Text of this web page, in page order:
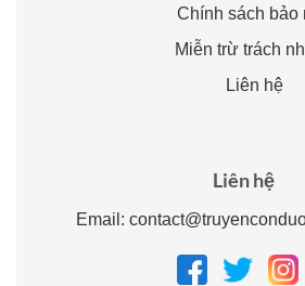
Chính sách bảo
Miễn trừ trách
Liên hệ
Liên hệ
Email: